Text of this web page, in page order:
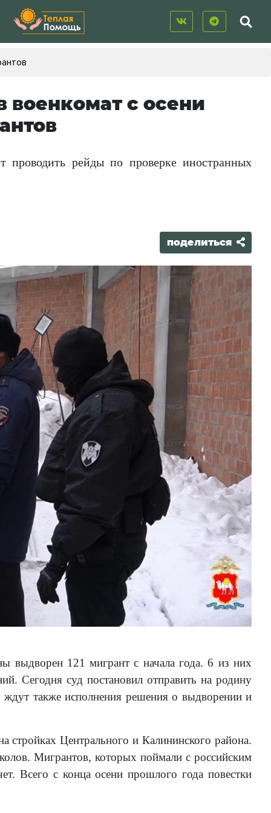
военкомат с осени
рейды по проверке иностранных
поделиться
выдворен 121 мигрант с начала года. 6 из них
Сегодня суд постановил отправить на родину
также исполнения решения о выдворении и
Центрального и Калининского района.
Мигрантов, которых поймали с российским
Всего с конца осени прошлого года повестки